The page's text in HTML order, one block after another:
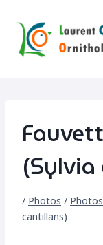
contenu
/ Photos /
cantillans)